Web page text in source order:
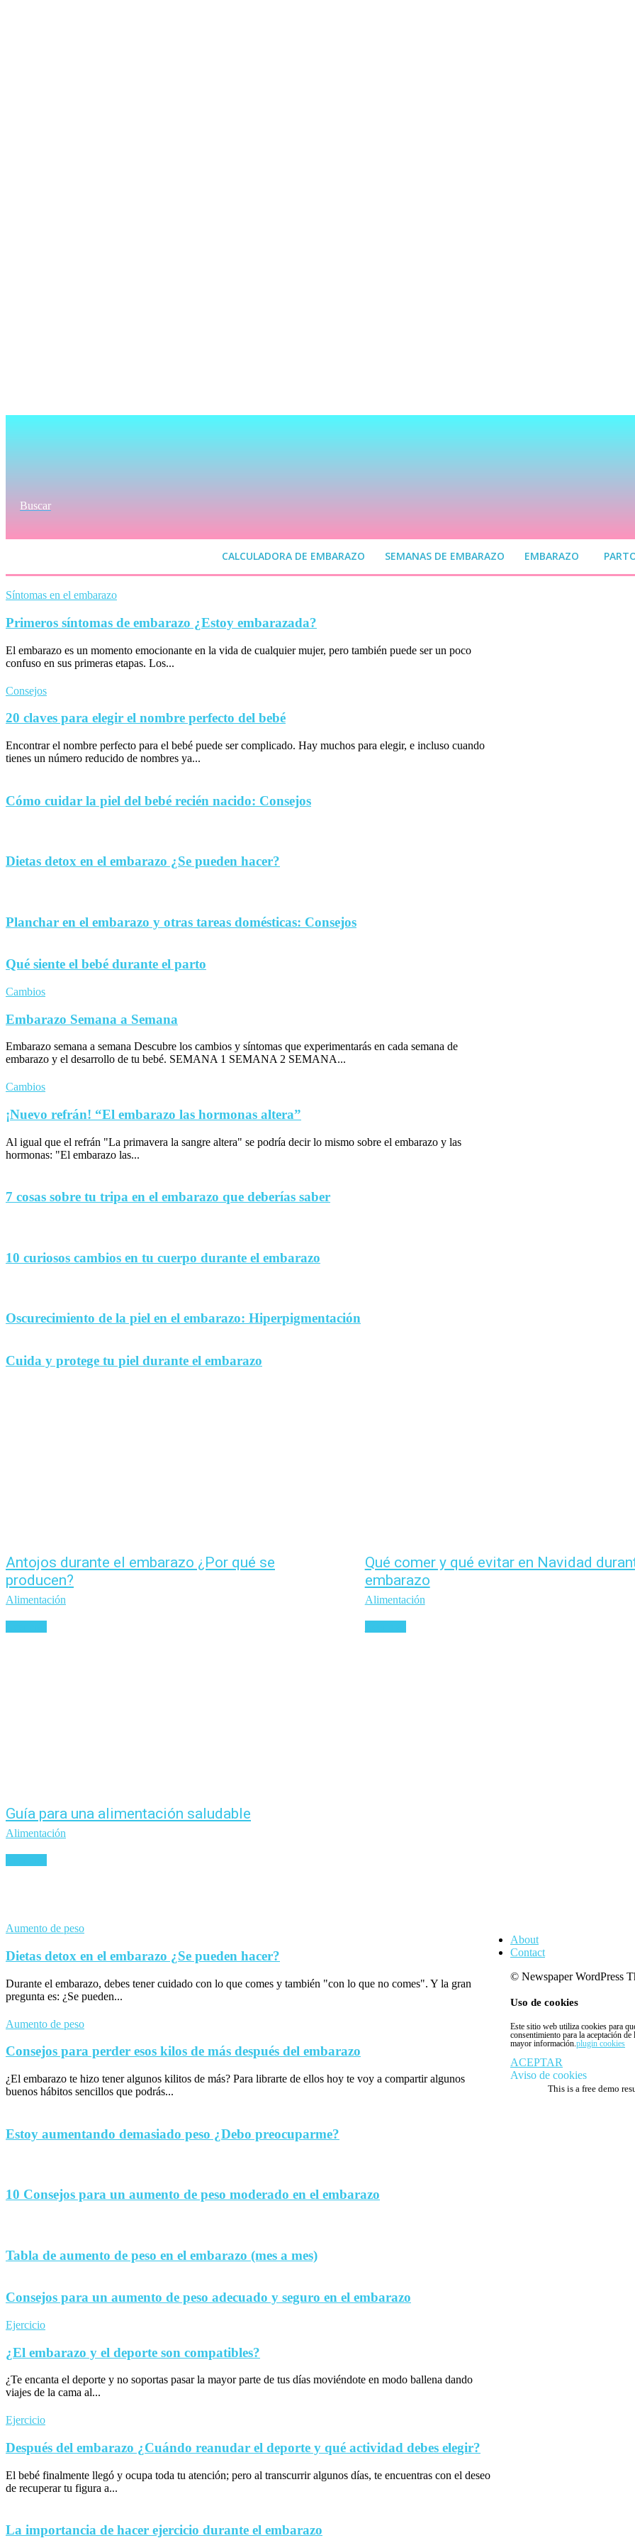
Buscar
CALCULADORA DE EMBARAZO SEMANAS DE EMBARAZO EMBARAZO
Síntomas en el embarazo
Primeros síntomas de embarazo ¿Estoy embarazada?
El embarazo es un momento emocionante en la vida de cualquier mujer, pero también puede ser un poco
confuso en sus primeras etapas. Los...
Consejos
20 claves para elegir el nombre perfecto del bebé
Encontrar el nombre perfecto para el bebé puede ser complicado. Hay muchos para elegir, e incluso cuando
tienes un número reducido de nombres ya...
Cómo cuidar la piel del bebé recién nacido: Consejos
Dietas detox en el embarazo ¿Se pueden hacer?
Planchar en el embarazo y otras tareas domésticas: Consejos
Qué siente el bebé durante el parto
Cambios
Embarazo Semana a Semana
Embarazo semana a semana Descubre los cambios y síntomas que experimentarás en cada semana de
embarazo y el desarrollo de tu bebé. SEMANA 1 SEMANA 2 SEMANA...
Cambios
¡Nuevo refrán! “El embarazo las hormonas altera”
Al igual que el refrán "La primavera la sangre altera" se podría decir lo mismo sobre el embarazo y las
hormonas: "El embarazo las...
7 cosas sobre tu tripa en el embarazo que deberías saber
10 curiosos cambios en tu cuerpo durante el embarazo
Oscurecimiento de la piel en el embarazo: Hiperpigmentación
Cuida y protege tu piel durante el embarazo
Antojos durante el embarazo ¿Por qué se
producen?
Alimentación
Qué comer y qué evitar en Navidad
embarazo
Alimentación
Guía para una alimentación saludable
Alimentación
Aumento de peso
Dietas detox en el embarazo ¿Se pueden hacer?
Durante el embarazo, debes tener cuidado con lo que comes y también "con lo que no comes". Y la gran
pregunta es: ¿Se pueden...
Aumento de peso
Consejos para perder esos kilos de más después del embarazo
¿El embarazo te hizo tener algunos kilitos de más? Para librarte de ellos hoy te voy a compartir algunos
buenos hábitos sencillos que podrás...
Estoy aumentando demasiado peso ¿Debo preocuparme?
10 Consejos para un aumento de peso moderado en el embarazo
Tabla de aumento de peso en el embarazo (mes a mes)
Consejos para un aumento de peso adecuado y seguro en el embarazo
Ejercicio
¿El embarazo y el deporte son compatibles?
¿Te encanta el deporte y no soportas pasar la mayor parte de tus días moviéndote en modo ballena dando
viajes de la cama al...
Ejercicio
Después del embarazo ¿Cuándo reanudar el deporte y qué actividad debes elegir?
El bebé finalmente llegó y ocupa toda tu atención; pero al transcurrir algunos días, te encuentras con el deseo
de recuperar tu figura a...
La importancia de hacer ejercicio durante el embarazo
About
Contact
© Newspaper WordPress
Uso de cookies
Este sitio web utiliza cookies para
consentimiento para la aceptación
mayor información.plugin cookies
ACEPTAR
Aviso de cookies
This is a free demo